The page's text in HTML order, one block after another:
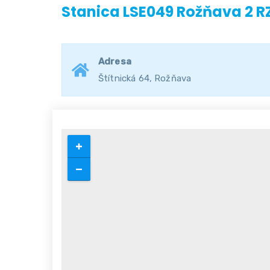
Stanica LSE049 Rožňava 2
Adresa
Štítnická 64, Rožňava